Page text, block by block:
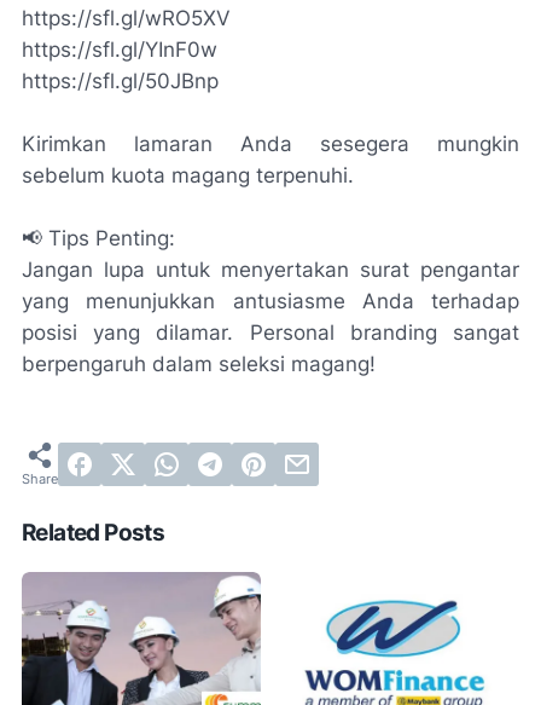
https://sfl.gl/wRO5XV
https://sfl.gl/YInF0w
https://sfl.gl/50JBnp
Kirimkan lamaran Anda sesegera mungkin
sebelum kuota magang terpenuhi.
📢 Tips Penting:
Jangan lupa untuk menyertakan surat pengantar
yang menunjukkan antusiasme Anda terhadap
posisi yang dilamar. Personal branding sangat
berpengaruh dalam seleksi magang!
Related Posts